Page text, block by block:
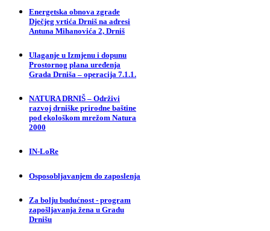
Energetska obnova zgrade
Dječjeg vrtića Drniš na adresi
Antuna Mihanovića 2, Drniš
Ulaganje u Izmjenu i dopunu
Prostornog plana uređenja
Grada Drniša – operacija 7.1.1.
NATURA DRNIŠ – Održivi
razvoj drniške prirodne baštine
pod ekološkom mrežom Natura
2000
IN-LoRe
Osposobljavanjem do zaposlenja
Za bolju budućnost - program
zapošljavanja žena u Gradu
Drnišu